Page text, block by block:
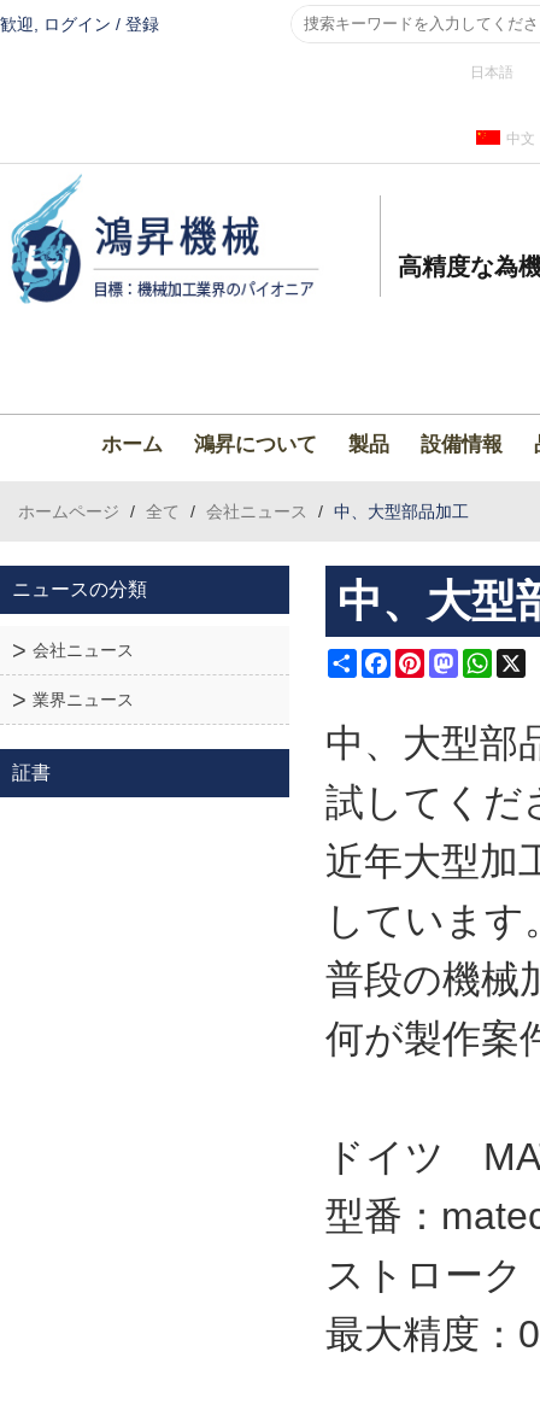
歓迎, ログイン / 登録
日本語
中文
高精度な為
ホーム 鴻昇について 製品 設備情報
ホームページ / 全て / 会社ニュース / 中、大型部品加工
ニュースの分類
会社ニュース
業界ニュース
証書
中、大型
ShareFacebookPinterestMastodon
中、大型部
試してくだ
近年大型加
しています
普段の機械
何が製作案
ドイツ
型番：
ストローク
最大精度：